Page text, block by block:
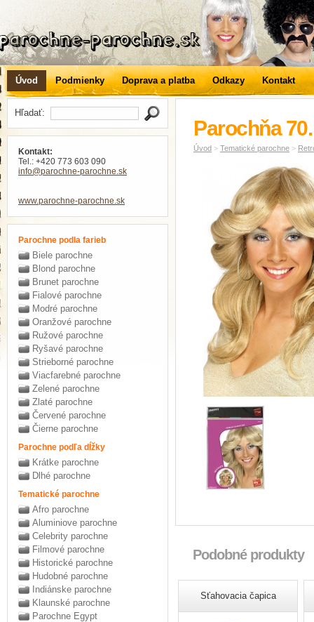
Úvod Podmienky Doprava a platba Odkazy Kontakt
Hľadať:
Kontakt:
Tel.: +420 773 603 090
info@parochne-parochne.sk
www.parochne-parochne.sk
Parochne podla farieb
Biele parochne
Blond parochne
Brunet parochne
Fialové parochne
Modré parochne
Oranžové parochne
Ružové parochne
Ryšavé parochne
Strieborné parochne
Viacfarebné parochne
Zelené parochne
Zlaté parochne
Červené parochne
Čierne parochne
Parochne podľa dĺžky
Krátke parochne
Dlhé parochne
Tematické parochne
Afro parochne
Aluminiove parochne
Celebrity parochne
Filmové parochne
Historické parochne
Hudobné parochne
Indiánske parochne
Klaunské parochne
Parochne Egypt
Parochňa
Úvod > Tematické parochne >
Podobné produkty
Sťahovacia čapica